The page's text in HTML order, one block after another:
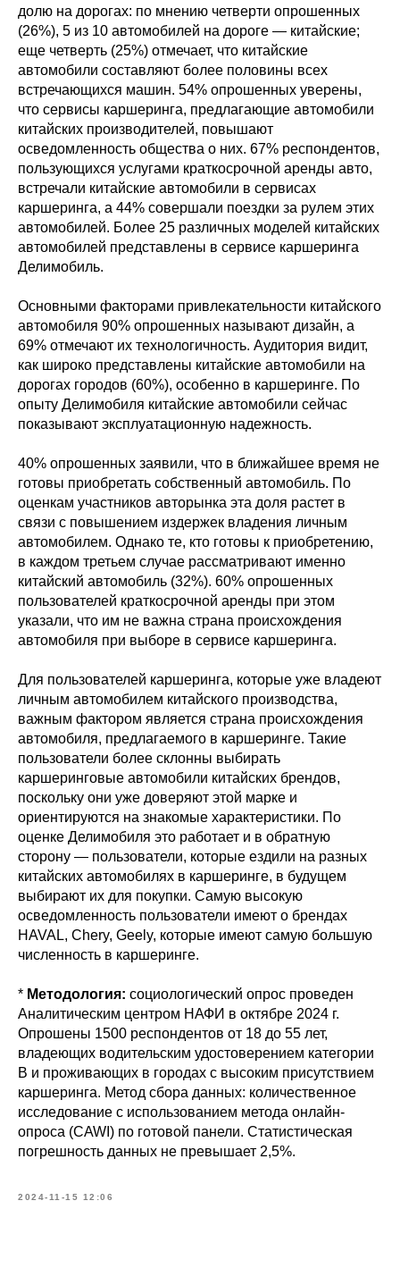
долю на дорогах: по мнению четверти опрошенных
(26%), 5 из 10 автомобилей на дороге — китайские;
еще четверть (25%) отмечает, что китайские
автомобили составляют более половины всех
встречающихся машин. 54% опрошенных уверены,
что сервисы каршеринга, предлагающие автомобили
китайских производителей, повышают
осведомленность общества о них. 67% респондентов,
пользующихся услугами краткосрочной аренды авто,
встречали китайские автомобили в сервисах
каршеринга, а 44% совершали поездки за рулем этих
автомобилей. Более 25 различных моделей китайских
автомобилей представлены в сервисе каршеринга
Делимобиль.
Основными факторами привлекательности китайского
автомобиля 90% опрошенных называют дизайн, а
69% отмечают их технологичность. Аудитория видит,
как широко представлены китайские автомобили на
дорогах городов (60%), особенно в каршеринге. По
опыту Делимобиля китайские автомобили сейчас
показывают эксплуатационную надежность.
40% опрошенных заявили, что в ближайшее время не
готовы приобретать собственный автомобиль. По
оценкам участников авторынка эта доля растет в
связи с повышением издержек владения личным
автомобилем. Однако те, кто готовы к приобретению,
в каждом третьем случае рассматривают именно
китайский автомобиль (32%). 60% опрошенных
пользователей краткосрочной аренды при этом
указали, что им не важна страна происхождения
автомобиля при выборе в сервисе каршеринга.
Для пользователей каршеринга, которые уже владеют
личным автомобилем китайского производства,
важным фактором является страна происхождения
автомобиля, предлагаемого в каршеринге. Такие
пользователи более склонны выбирать
каршеринговые автомобили китайских брендов,
поскольку они уже доверяют этой марке и
ориентируются на знакомые характеристики. По
оценке Делимобиля это работает и в обратную
сторону — пользователи, которые ездили на разных
китайских автомобилях в каршеринге, в будущем
выбирают их для покупки. Самую высокую
осведомленность пользователи имеют о брендах
HAVAL, Chery, Geely, которые имеют самую большую
численность в каршеринге.
* Методология: социологический опрос проведен
Аналитическим центром НАФИ в октябре 2024 г.
Опрошены 1500 респондентов от 18 до 55 лет,
владеющих водительским удостоверением категории
В и проживающих в городах с высоким присутствием
каршеринга. Метод сбора данных: количественное
исследование с использованием метода онлайн-
опроса (CAWI) по готовой панели. Статистическая
погрешность данных не превышает 2,5%.
2024-11-15 12:06